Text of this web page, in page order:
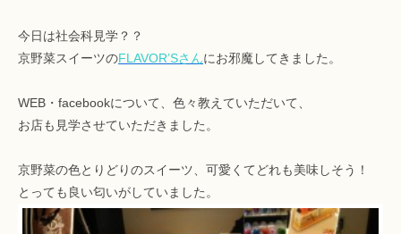
今日は社会科見学？？
京野菜スイーツのFLAVOR’Sさんにお邪魔してきました。
WEB・facebookについて、色々教えていただいて、
お店も見学させていただきました。
京野菜の色とりどりのスイーツ、可愛くてどれも美味しそう！
とっても良い匂いがしていました。